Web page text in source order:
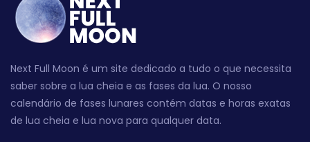
Next Full Moon é um site dedicado a tudo o que necessita
saber sobre a lua cheia e as fases da lua. O nosso
calendário de fases lunares contém datas e horas exatas
de lua cheia e lua nova para qualquer data.